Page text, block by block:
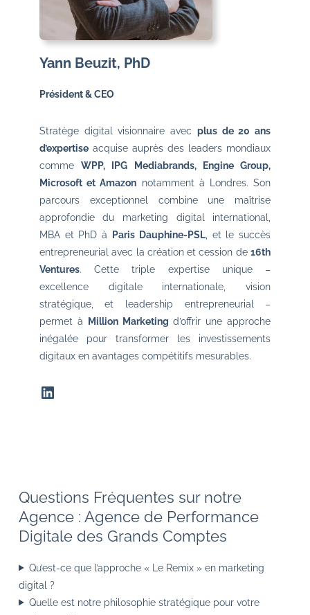
Yann Beuzit, PhD
Président & CEO
Stratège digital visionnaire avec plus de 20 ans
d’expertiseacquise auprès des leaders mondiaux
commeWPP, IPG Mediabrands, Engine Group,
MicrosoftetAmazon notamment à Londres. Son
parcours exceptionnel combine une maîtrise
approfondie du marketing digital international,
MBA et PhD à Paris Dauphine-PSL, et le succès
entrepreneurial avec la création et cession de16th
Ventures. Cette triple expertise unique –
excellence digitale internationale, vision
stratégique, et leadership entrepreneurial –
permet à Million Marketing d’offrir une approche
inégalée pour transformer les investissements
digitaux en avantages compétitifs mesurables.
LinkedIn
Questions Fréquentes sur notre
Agence : Agence de Performance
Digitale des Grands Comptes
Qu’est-ce que l’approche « Le Remix » en marketing
digital ?
Quelle est notre philosophie stratégique pour votre